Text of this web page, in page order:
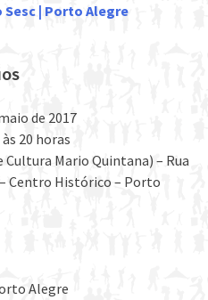
Sesc | Porto Alegre
de 2017
20 horas
Mario Quintana) – Rua
– Centro Histórico – Porto
Alegre